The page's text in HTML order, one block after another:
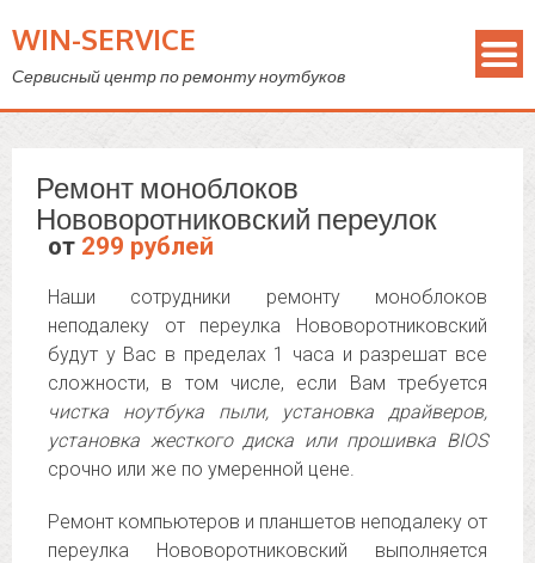
WIN-SERVICE
Сервисный центр по ремонту ноутбуков
Ремонт моноблоков
Нововоротниковский переулок
от 299 рублей
Наши сотрудники ремонту моноблоков
неподалеку от переулка Нововоротниковский
будут у Вас в пределах 1 часа и разрешат все
сложности, в том числе, если Вам требуется
чистка ноутбука пыли, установка драйверов,
установка жесткого диска или прошивка BIOS
срочно или же по умеренной цене.
Ремонт компьютеров и планшетов неподалеку от
переулка Нововоротниковский выполняется